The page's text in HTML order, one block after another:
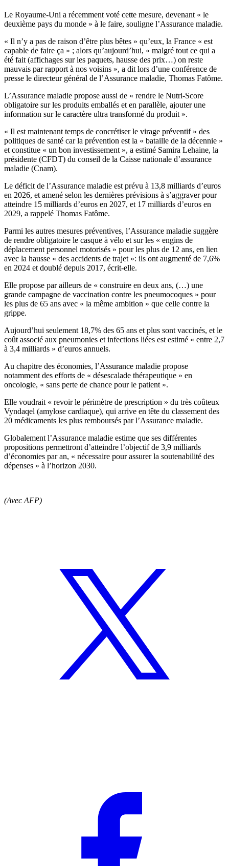
Le Royaume-Uni a récemment voté cette mesure, devenant « le
deuxième pays du monde » à le faire, souligne l’Assurance maladie.
« Il n’y a pas de raison d’être plus bêtes » qu’eux, la France « est
capable de faire ça » ; alors qu’aujourd’hui, « malgré tout ce qui a
été fait (affichages sur les paquets, hausse des prix…) on reste
mauvais par rapport à nos voisins », a dit lors d’une conférence de
presse le directeur général de l’Assurance maladie, Thomas Fatôme.
L’Assurance maladie propose aussi de « rendre le Nutri-Score
obligatoire sur les produits emballés et en parallèle, ajouter une
information sur le caractère ultra transformé du produit ».
« Il est maintenant temps de concrétiser le virage préventif » des
politiques de santé car la prévention est la « bataille de la décennie »
et constitue « un bon investissement », a estimé Samira Lehaine, la
présidente (CFDT) du conseil de la Caisse nationale d’assurance
maladie (Cnam).
Le déficit de l’Assurance maladie est prévu à 13,8 milliards d’euros
en 2026, et amené selon les dernières prévisions à s’aggraver pour
atteindre 15 milliards d’euros en 2027, et 17 milliards d’euros en
2029, a rappelé Thomas Fatôme.
Parmi les autres mesures préventives, l’Assurance maladie suggère
de rendre obligatoire le casque à vélo et sur les « engins de
déplacement personnel motorisés » pour les plus de 12 ans, en lien
avec la hausse « des accidents de trajet »: ils ont augmenté de 7,6%
en 2024 et doublé depuis 2017, écrit-elle.
Elle propose par ailleurs de « construire en deux ans, (…) une
grande campagne de vaccination contre les pneumocoques » pour
les plus de 65 ans avec « la même ambition » que celle contre la
grippe.
Aujourd’hui seulement 18,7% des 65 ans et plus sont vaccinés, et le
coût associé aux pneumonies et infections liées est estimé « entre 2,7
à 3,4 milliards » d’euros annuels.
Au chapitre des économies, l’Assurance maladie propose
notamment des efforts de « désescalade thérapeutique » en
oncologie, « sans perte de chance pour le patient ».
Elle voudrait « revoir le périmètre de prescription » du très coûteux
Vyndaqel (amylose cardiaque), qui arrive en tête du classement des
20 médicaments les plus remboursés par l’Assurance maladie.
Globalement l’Assurance maladie estime que ses différentes
propositions permettront d’atteindre l’objectif de 3,9 milliards
d’économies par an, « nécessaire pour assurer la soutenabilité des
dépenses » à l’horizon 2030.
(Avec AFP)